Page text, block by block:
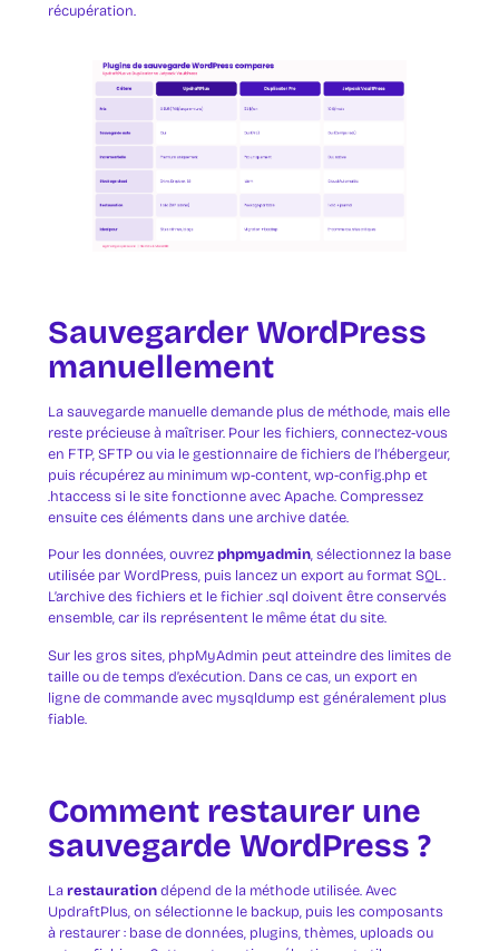
récupération.
Sauvegarder WordPress
manuellement
La sauvegarde manuelle demande plus de méthode, mais elle
reste précieuse à maîtriser. Pour les fichiers, connectez-vous
en FTP, SFTP ou via le gestionnaire de fichiers de l’hébergeur,
puis récupérez au minimum wp-content, wp-config.php et
.htaccess si le site fonctionne avec Apache. Compressez
ensuite ces éléments dans une archive datée.
Pour les données, ouvrezphpmyadmin, sélectionnez la base
utilisée par WordPress, puis lancez un export au format SQL.
L’archive des fichiers et le fichier .sql doivent être conservés
ensemble, car ils représentent le même état du site.
Sur les gros sites, phpMyAdmin peut atteindre des limites de
taille ou de temps d’exécution. Dans ce cas, un export en
ligne de commande avec mysqldump est généralement plus
fiable.
Comment restaurer une
sauvegarde WordPress ?
Larestaurationdépend de la méthode utilisée. Avec
UpdraftPlus, on sélectionne le backup, puis les composants
à restaurer : base de données, plugins, thèmes, uploads ou